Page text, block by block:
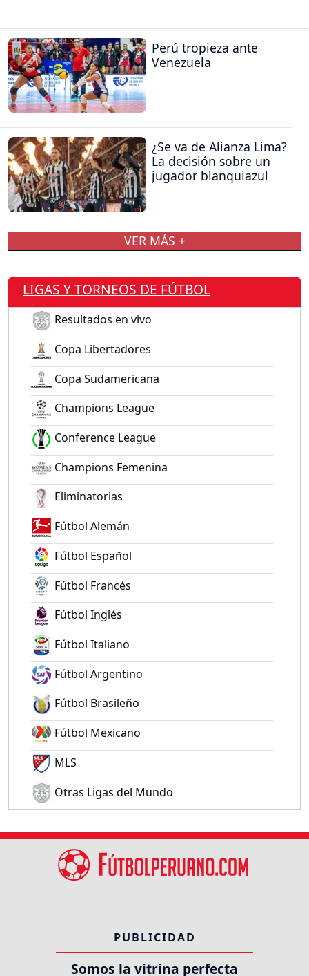
Perú tropieza ante
Venezuela
¿Se va de Alianza Lima?
La decisión sobre un
jugador blanquiazul
VER MÁS +
LIGAS Y TORNEOS DE FÚTBOL
Resultados en vivo
Copa Libertadores
Copa Sudamericana
Champions League
Conference League
Champions Femenina
Eliminatorias
Fútbol Alemán
Fútbol Español
Fútbol Francés
Fútbol Inglés
Fútbol Italiano
Fútbol Argentino
Fútbol Brasileño
Fútbol Mexicano
MLS
Otras Ligas del Mundo
PUBLICIDAD
Somos la vitrina perfecta